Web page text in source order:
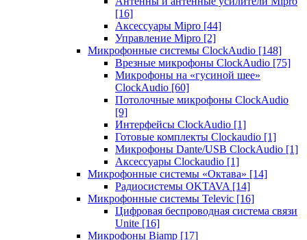
[16]
Аксессуары Mipro [44]
Управление Mipro [2]
Микрофонные системы ClockAudio [148]
Врезные микрофоны ClockAudio [75]
Микрофоны на «гусиной шее»
ClockAudio [60]
Потолочные микрофоны ClockAudio
[9]
Интерфейсы ClockAudio [1]
Готовые комплекты Clockaudio [1]
Микрофоны Dante/USB ClockAudio [1]
Аксессуары Clockaudio [1]
Микрофонные системы «Октава» [14]
Радиосистемы OKTAVA [14]
Микрофонные системы Televic [16]
Цифровая беспроводная система связи
Unite [16]
Микрофоны Biamp [17]